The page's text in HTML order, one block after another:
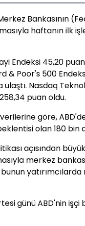
Bankasının
haftanın ilk
Endeksi 45,20
& Poor's 500
ulaştı. Nasdaq
puan oldu.
göre,
olan 180
açısından
merkez
bunun
günü ABD'nin